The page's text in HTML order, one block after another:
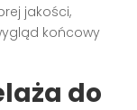
jakości,
końcowy
do